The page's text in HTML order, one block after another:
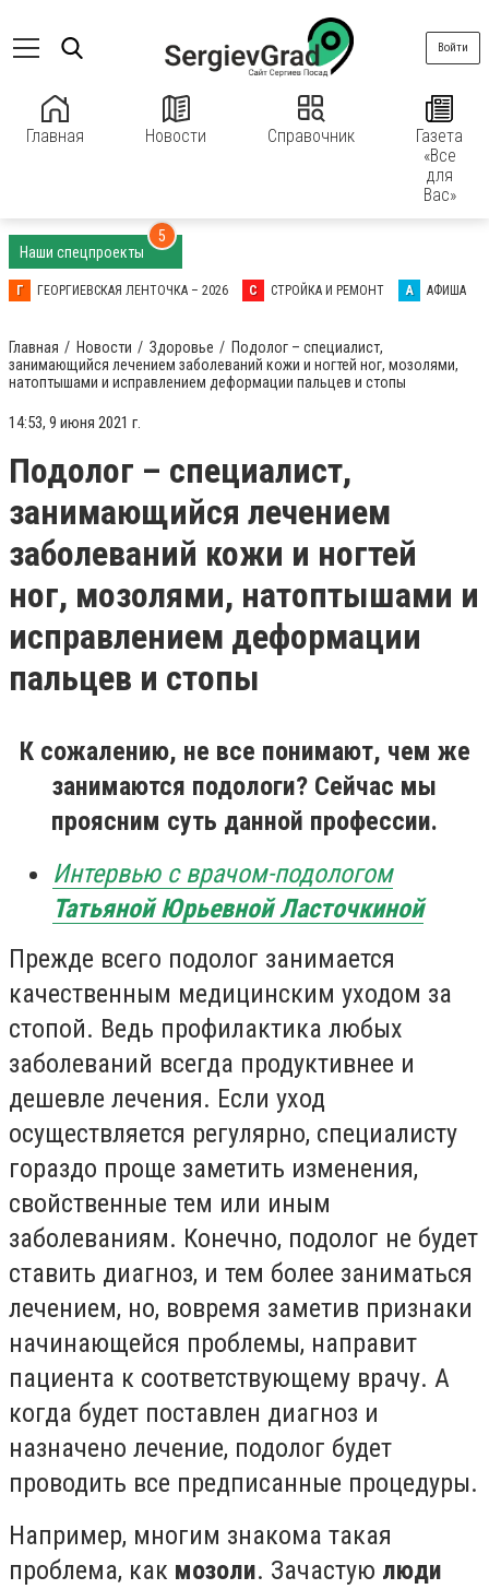
Главная Новости Справочник
Газета
«Все
для
Вас»
Войти
Наши спецпроекты
5
Г ГЕОРГИЕВСКАЯ ЛЕНТОЧКА – 2026 С СТРОЙКА И РЕМОНТ А АФИША
Главная Новости Здоровье
Подолог – специалист,
занимающийся лечением заболеваний кожи и ногтей ног, мозолями,
натоптышами и исправлением деформации пальцев и стопы
14:53, 9 июня 2021 г.
Подолог – специалист,
занимающийся лечением
заболеваний кожи и ногтей
ног, мозолями, натоптышами и
исправлением деформации
пальцев и стопы
К сожалению, не все понимают, чем же
занимаются подологи? Сейчас мы
проясним суть данной профессии.
Интервью с врачом-подологом
Татьяной Юрьевной Ласточкиной
Прежде всего подолог занимается
качественным медицинским уходом за
стопой. Ведь профилактика любых
заболеваний всегда продуктивнее и
дешевле лечения. Если уход
осуществляется регулярно, специалисту
гораздо проще заметить изменения,
свойственные тем или иным
заболеваниям. Конечно, подолог не будет
ставить диагноз, и тем более заниматься
лечением, но, вовремя заметив признаки
начинающейся проблемы, направит
пациента к соответствующему врачу. А
когда будет поставлен диагноз и
назначено лечение, подолог будет
проводить все предписанные процедуры.
Например, многим знакома такая
проблема, как мозоли. Зачастую люди